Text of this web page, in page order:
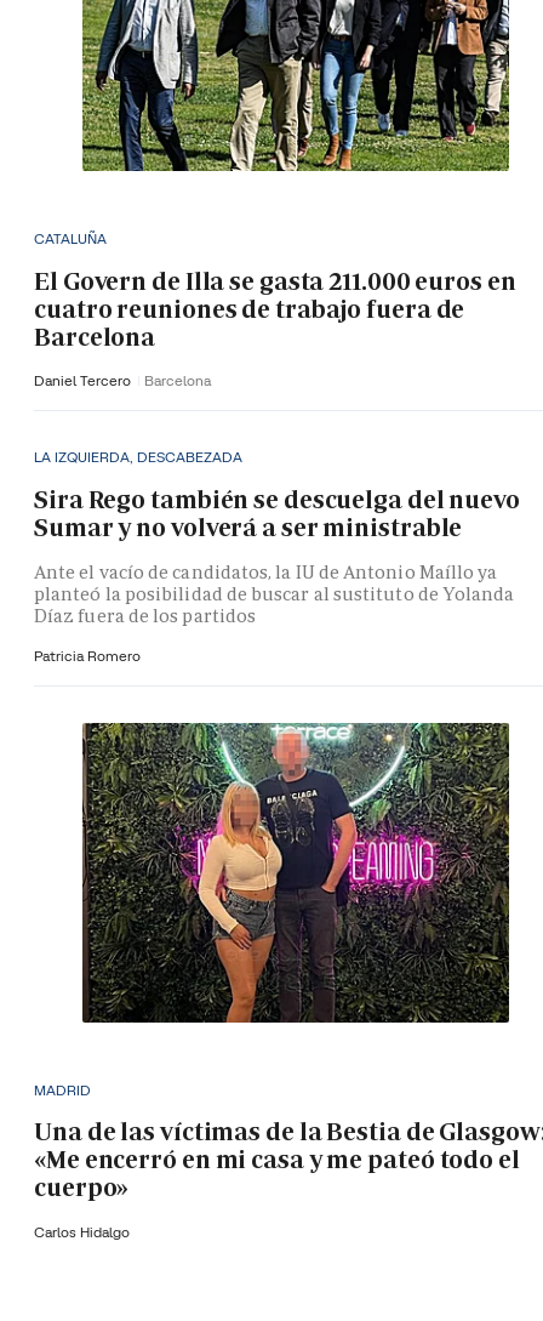
CATALUÑA
El Govern de Illa se gasta 211.000 euros en
cuatro reuniones de trabajo fuera de
Barcelona
Daniel Tercero Barcelona
LA IZQUIERDA, DESCABEZADA
Sira Rego también se descuelga del nuevo
Sumar y no volverá a ser ministrable
Ante el vacío de candidatos, la IU de Antonio Maíllo ya
planteó la posibilidad de buscar al sustituto de Yolanda
Díaz fuera de los partidos
Patricia Romero
MADRID
Una de las víctimas de la Bestia de
«Me encerró en mi casa y me pateó todo el
cuerpo»
Carlos Hidalgo